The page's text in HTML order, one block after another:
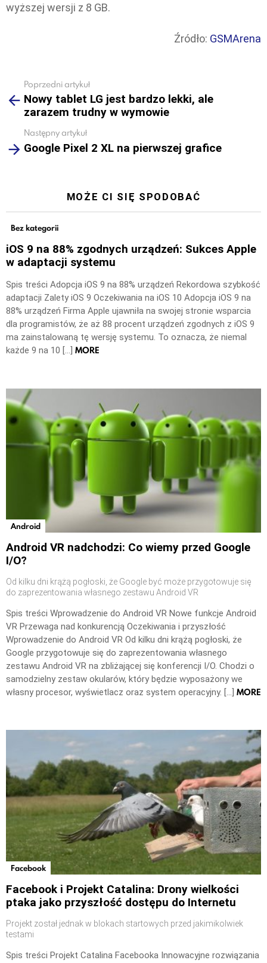
wyższej wersji z 8 GB.
Źródło: GSMArena
more
Poprzedni artykuł
Nowy tablet LG jest bardzo lekki, ale
zarazem trudny w wymowie
Następny artykuł
Google Pixel 2 XL na pierwszej grafice
MOŻE CI SIĘ SPODOBAĆ
Bez kategorii
iOS 9 na 88% zgodnych urządzeń: Sukces Apple
w adaptacji systemu
Spis treści Adopcja iOS 9 na 88% urządzeń Rekordowa szybkość
adaptacji Zalety iOS 9 Oczekiwania na iOS 10 Adopcja iOS 9 na
88% urządzeń Firma Apple ujawniła na swojej stronie wsparcia
dla programistów, że aż 88 procent urządzeń zgodnych z iOS 9
ma zainstalowaną tę wersję systemu. To oznacza, że niemal
każde 9 na 10 […] MORE
Android
Android VR nadchodzi: Co wiemy przed Google
I/O?
Od kilku dni krążą pogłoski, że Google być może przygotowuje się
do zaprezentowania własnego zestawu Android VR
Spis treści Wprowadzenie do Android VR Nowe funkcje Android
VR Przewaga nad konkurencją Oczekiwania i przyszłość
Wprowadzenie do Android VR Od kilku dni krążą pogłoski, że
Google przygotowuje się do zaprezentowania własnego
zestawu Android VR na zbliżającej się konferencji I/O. Chodzi o
samodzielny zestaw okularów, który będzie wyposażony we
własny procesor, wyświetlacz oraz system operacyjny. […] MORE
Facebook
Facebook i Projekt Catalina: Drony wielkości
ptaka jako przyszłość dostępu do Internetu
Projekt został jednak w blokach startowych przed jakimikolwiek
testami
Spis treści Projekt Catalina Facebooka Innowacyjne rozwiązania